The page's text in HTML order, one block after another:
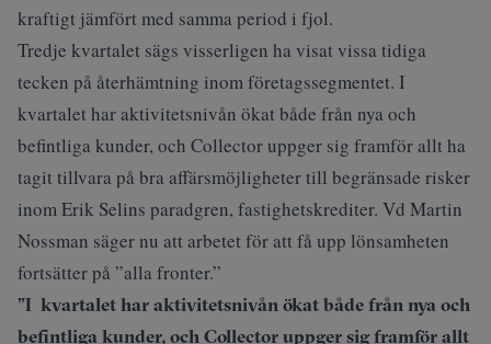
kraftigt jämfört med samma period i fjol.
Tredje kvartalet sägs visserligen ha visat vissa tidiga
tecken på återhämtning inom företagssegmentet. I
kvartalet har aktivitetsnivån ökat både från nya och
befintliga kunder, och Collector uppger sig framför allt ha
tagit tillvara på bra affärsmöjligheter till begränsade risker
inom Erik Selins paradgren, fastighetskrediter. Vd Martin
Nossman säger nu att arbetet för att få upp lönsamheten
fortsätter på ”alla fronter.”
”I kvartalet har aktivitetsnivån ökat både från nya och
befintliga kunder, och Collector uppger sig framför allt